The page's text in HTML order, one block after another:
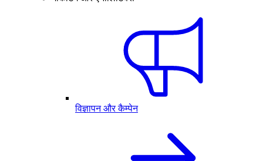
विज्ञापन और कैम्पेन